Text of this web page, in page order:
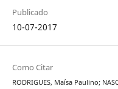
Publicado
10-07-2017
Como Citar
RODRIGUES, Maísa Paulino;